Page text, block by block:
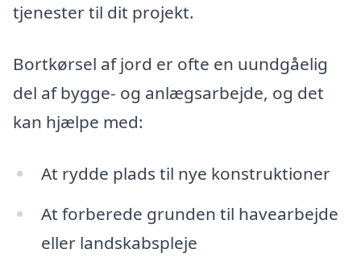
tjenester til dit projekt.
Bortkørsel af jord er ofte en uundgåelig
del af bygge- og anlægsarbejde, og det
kan hjælpe med:
At rydde plads til nye konstruktioner
At forberede grunden til havearbejde
eller landskabspleje